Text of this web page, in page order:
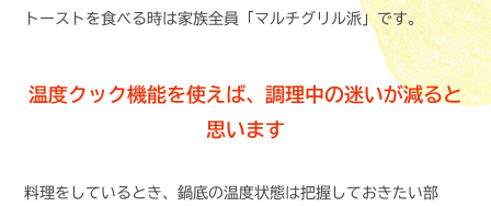
トーストを食べる時は家族全員「マルチグリル派」です。
温度クック機能を使えば、調理中の迷いが減ると
思います
料理をしているとき、鍋底の温度状態は把握しておきたい部